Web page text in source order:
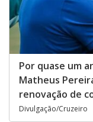
Por quase um
Matheus
renovação de
Divulgação/Cruzeiro